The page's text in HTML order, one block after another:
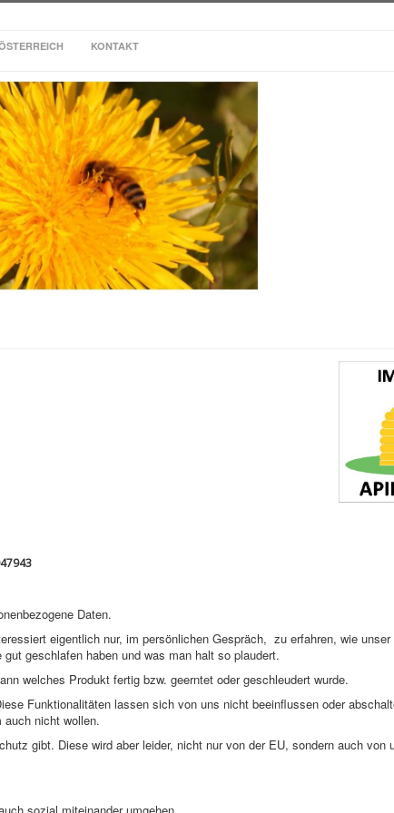
KONTAKT
Daten.
eigentlich nur, im persönlichen Gespräch, zu erfahren, wie unser
geschlafen haben und was man halt so plaudert.
welches Produkt fertig bzw. geerntet oder geschleudert wurde.
Funktionalitäten lassen sich von uns nicht beeinflussen oder
auch nicht wollen.
gibt. Diese wird aber leider, nicht nur von der EU, sondern auch von